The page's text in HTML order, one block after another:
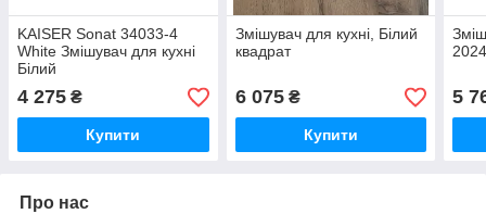
KAISER Sonat 34033-4
White Змішувач для кухні
Білий
4 275 ₴
Купити
Змішувач для кухні, Білий
квадрат
6 075₴
Купити
5
Про нас